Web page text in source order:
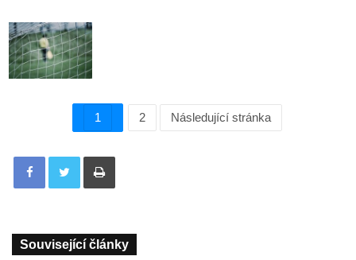
1 2 Následující stránka
Tisknout
Související články